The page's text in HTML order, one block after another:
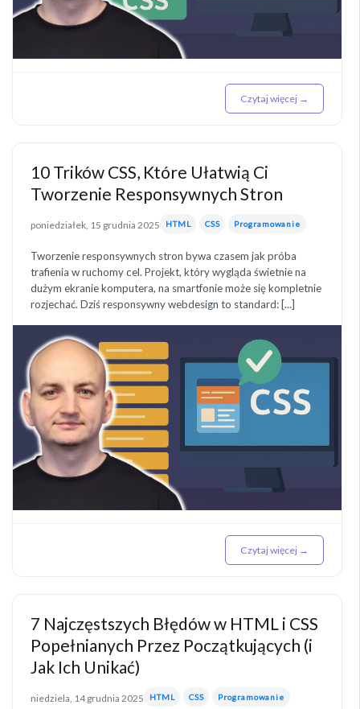
Czytaj więcej →
10 Trików CSS, Które Ułatwią Ci
Tworzenie Responsywnych Stron
poniedziałek, 15 grudnia 2025 HTML CSS Programowanie
Tworzenie responsywnych stron bywa czasem jak próba
trafienia w ruchomy cel. Projekt, który wygląda świetnie na
dużym ekranie komputera, na smartfonie może się kompletnie
rozjechać. Dziś responsywny webdesign to standard: [...]
Czytaj więcej →
7 Najczęstszych Błędów w HTML i CSS
Popełnianych Przez Początkujących (i
Jak Ich Unikać)
niedziela, 14 grudnia 2025 HTML CSS Programowanie